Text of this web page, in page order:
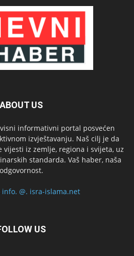
ABOUT US
informativni portal posvećen
izvještavanju. Naš cilj je da
iz zemlje, regiona i svijeta, uz
standarda. Vaš haber, naša
odgovornost.
info. @. isra-islama.net
US